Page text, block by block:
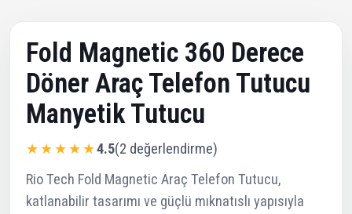
Fold Magnetic 360 Derece
Döner Araç Telefon Tutucu
Manyetik Tutucu
★★★★★4.5(2 değerlendirme)
Rio Tech Fold Magnetic Araç Telefon Tutucu,
katlanabilir tasarımı ve güçlü mıknatıslı yapısıyla